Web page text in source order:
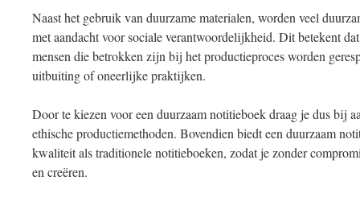
Naast het gebruik van duurzame materialen, worden veel
met aandacht voor sociale verantwoordelijkheid. Dit betekent
mensen die betrokken zijn bij het productieproces worden
uitbuiting of oneerlijke praktijken.
Door te kiezen voor een duurzaam notitieboek draag je dus bij
ethische productiemethoden. Bovendien biedt een duurzaam
kwaliteit als traditionele notitieboeken, zodat je zonder
en creëren.